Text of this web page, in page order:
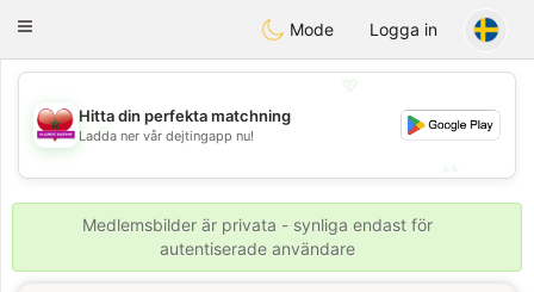
Maroc Dating
Toggle
Mode Logga in
💖
💕
Hitta din perfekta matchning
Ladda ner vår dejtingapp nu!
Medlemsbilder är privata - synliga endast för
autentiserade användare